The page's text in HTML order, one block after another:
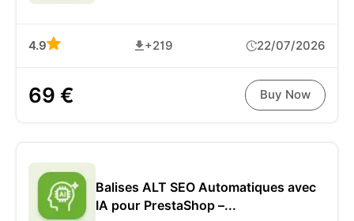
4.9 +219 22/07/2026
69 € Buy Now
Balises ALT SEO Automatiques avec
IA pour PrestaShop –...